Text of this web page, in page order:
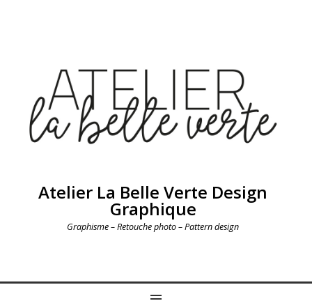
Atelier La Belle Verte Design
Graphique
Graphisme – Retouche photo – Pattern design
MENU